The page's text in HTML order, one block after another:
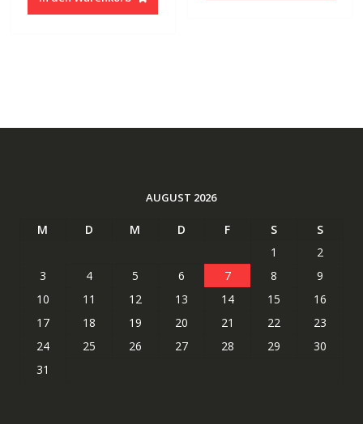
118.38 CHF
AUGUST 2026
M D M D F S
S
1
2
3
4 5 6 7 8
9
10
11 12 13 14 15
16
17
18 19 20 21 22
23
24
25 26 27 28 29
30
31